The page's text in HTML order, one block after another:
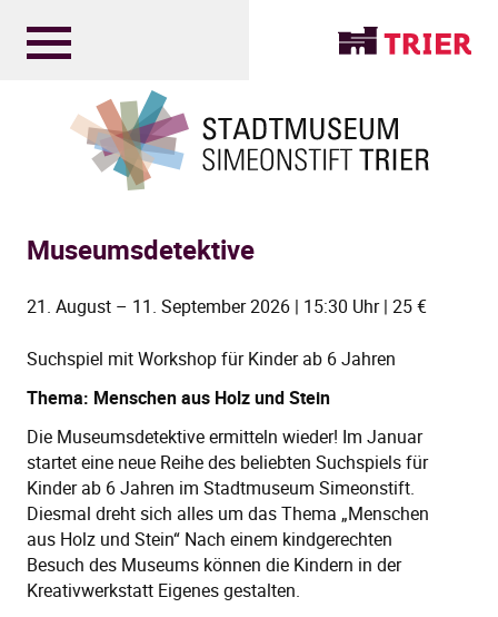
Museumsdetektive
21. August – 11. September 2026 | 15:30 Uhr | 25 €
Suchspiel mit Workshop für Kinder ab 6 Jahren
Thema: Menschen aus Holz und Stein
Die Museumsdetektive ermitteln wieder! Im Januar
startet eine neue Reihe des beliebten Suchspiels für
Kinder ab 6 Jahren im Stadtmuseum Simeonstift.
Diesmal dreht sich alles um das Thema „Menschen
aus Holz und Stein“ Nach einem kindgerechten
Besuch des Museums können die Kindern in der
Kreativwerkstatt Eigenes gestalten.